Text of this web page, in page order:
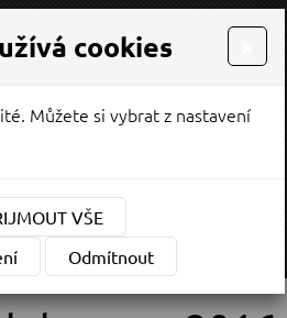
/ SERVIS
(CZK)
cookies
Můžete si vybrat z nastavení
VŠE
Odmítnout